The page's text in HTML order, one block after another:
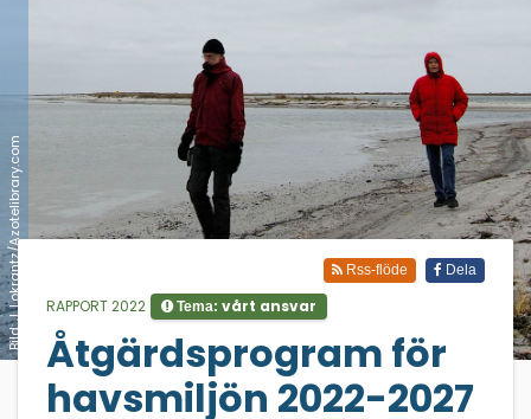
Bild: J. Lokrantz/Azotelibrary.com
;
Dela
Rss-flöde
RAPPORT 2022 Tema: vårt ansvar
Åtgärdsprogram för
havsmiljön 2022-2027